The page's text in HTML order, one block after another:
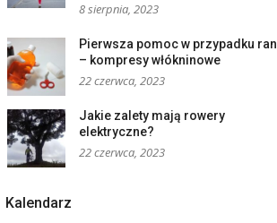
8 sierpnia, 2023
Pierwsza pomoc w przypadku ran
– kompresy włókninowe
22 czerwca, 2023
Jakie zalety mają rowery
elektryczne?
22 czerwca, 2023
Kalendarz